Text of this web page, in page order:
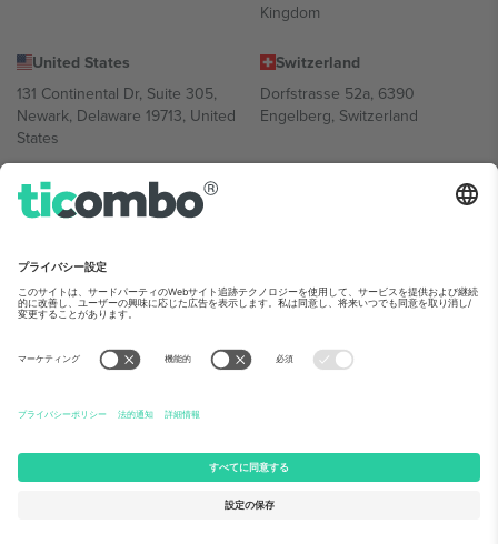
Kingdom
United States
131 Continental Dr, Suite 305,
Newark, Delaware 19713, United
States
Switzerland
Dorfstrasse 52a, 6390
Engelberg, Switzerland
Bulgaria
Regus Sofia City West, bul
Bulgaria
Mexico
Av Chapultepec 360, Roma
Norte, Cuauhtémoc, 06700
Mexico
Platform provider legal entity might vary depending on location,
event and/or domain.詳細は各イベントページをご確認ください。,
© 2026 Ticombo. 無断転載を禁じます.